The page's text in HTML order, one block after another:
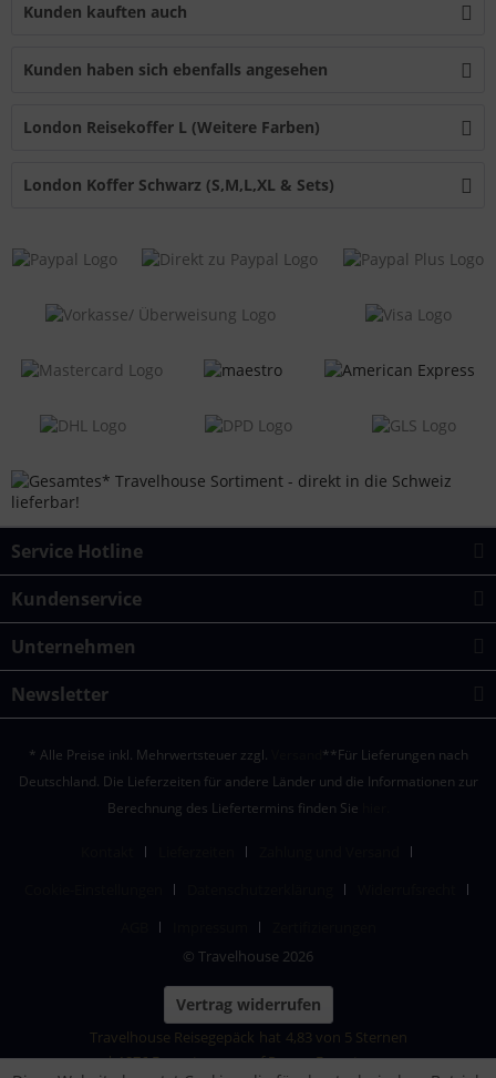
Kunden kauften auch
Kunden haben sich ebenfalls angesehen
London Reisekoffer L (Weitere Farben)
London Koffer Schwarz (S,M,L,XL & Sets)
Service Hotline
Kundenservice
Unternehmen
Newsletter
* Alle Preise inkl. Mehrwertsteuer zzgl.
**Für Lieferungen nach
Deutschland. Die Lieferzeiten für andere Länder und die Informationen zur
Berechnung des Liefertermins finden Sie
© Travelhouse 2026
Vertrag widerrufen
Travelhouse Reisegepäck hat 4,83 von 5 Sternen
|1876Bewertungen auf ProvenExpert.com